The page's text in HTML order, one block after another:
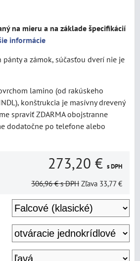
na mieru a na základe špecifikácií
informácie
a zámok, súčasťou dverí nie je
lamino (od rakúskeho
konštrukcia je masívny drevený
spraviť ZDARMA obojstranne
dodatočne po telefone alebo
273,20 € s DPH
306,96 € s DPH Zľava 33,77 €